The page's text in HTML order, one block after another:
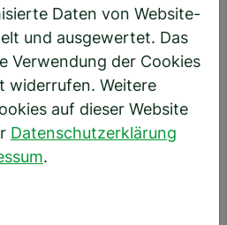
Daten von Website-
und ausgewertet. Das
Verwendung der Cookies
widerrufen. Weitere
auf dieser Website
Datenschutzerklärung
.